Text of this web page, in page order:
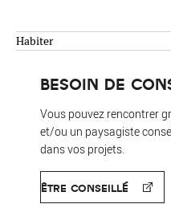
Habiter
BESOIN DE
Vous pouvez rencontrer
et/ou un paysagiste
dans vos projets.
ÊTRE CONSEILLÉ